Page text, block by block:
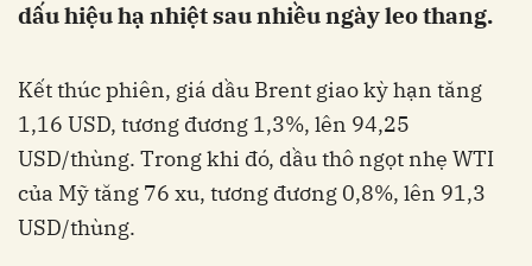
dấu hiệu hạ nhiệt sau nhiều ngày leo thang.
Kết thúc phiên, giá dầu Brent giao kỳ hạn tăng
1,16 USD, tương đương 1,3%, lên 94,25
USD/thùng. Trong khi đó, dầu thô ngọt nhẹ WTI
của Mỹ tăng 76 xu, tương đương 0,8%, lên 91,3
USD/thùng.